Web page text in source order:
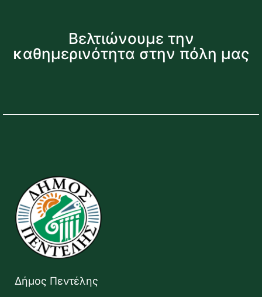
Βελτιώνουμε την
καθημερινότητα στην πόλη μας
Δήμος Πεντέλης